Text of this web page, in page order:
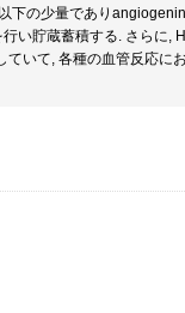
下の少量であり
い貯蔵蓄積する. さらに,
ていて, 各種の血管反応に